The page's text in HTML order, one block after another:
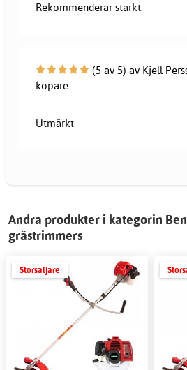
Rekommenderar starkt.
(5 av 5) av Kjell
köpare
Utmärkt
Andra produkter i kategorin
grästrimmers
Storsäljare